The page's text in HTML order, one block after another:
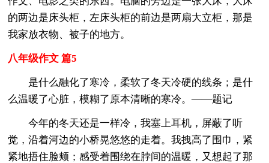
的两边是床头柜，左床头柜的前边是两扇大立柜，那是
我家放衣物、被子的地方。
八年级作文 篇5
是什么融化了寒冷，柔软了冬天冷硬的线条；是什
么温暖了心脏，模糊了原本清晰的寒冷。——题记
今年的冬天还是一样冷，我塞上耳机，屏蔽了听
觉，沿着河边的小桥晃悠悠的走着。我拽高了围巾，紧
紧地捂住脸颊；感受着围绕在脖间的温暖，又想起了那